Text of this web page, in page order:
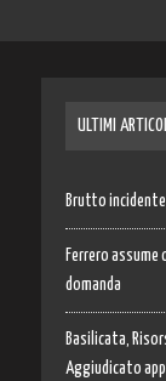
ULTIMI
Brutto incidente
Ferrero assume
domanda
Basilicata,
Aggiudicato